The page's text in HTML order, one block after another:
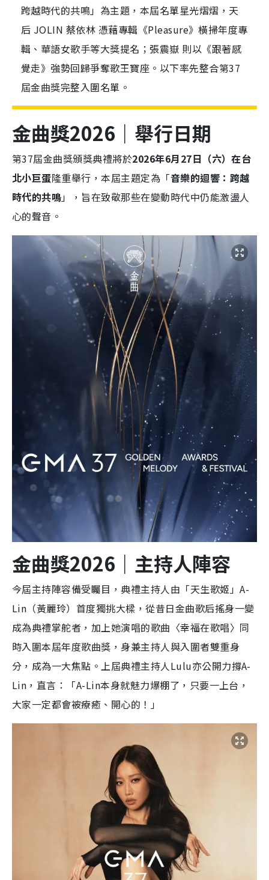
跨越時代的共鳴」為主題，本屆名單星光熠熠，天
后 JOLIN 蔡依林 憑藉專輯《Pleasure》橫掃年度專
輯、華語女歌手等大獎提名；張震嶽 則以《跟著感
覺走》強勢回歸爭奪歌王寶座。以下率先整合第37
屆金曲獎完整入圍名單。
金曲獎2026｜舉行日期
第37屆金曲獎頒獎典禮將於2026年6月27日（六）在台
北小巨蛋隆重舉行，本屆主題定為「音樂的迴響：跨越
時代的共鳴」，旨在致敬那些在變動時代中仍能激盪人
心的聲音。
金曲獎2026｜主持人陣容
今屆主持陣容備受矚目，典禮主持人由「天生歌姬」A-
Lin（黃麗玲）首度獨挑大樑，從昔日金曲歌后搖身一變
成為典禮掌舵者，加上她演唱的歌曲〈幸福在歌唱〉同
時入圍本屆年度歌曲獎，身兼主持人與入圍者雙重身
分，成為一大焦點。上屆典禮主持人Lulu亦公開力撐A-
Lin，直言：「A-Lin本身就魅力爆棚了，只要一上台，
大家一定都會被療癒、開心的！」